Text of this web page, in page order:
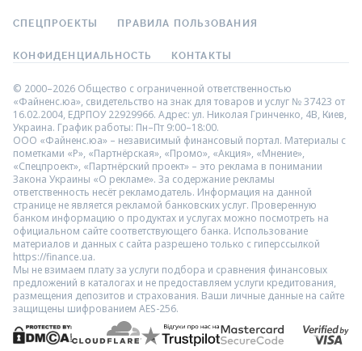
СПЕЦПРОЕКТЫ ПРАВИЛА ПОЛЬЗОВАНИЯ
КОНФИДЕНЦИАЛЬНОСТЬ КОНТАКТЫ
© 2000–2026 Общество с ограниченной ответственностью
«Файненс.юа», свидетельство на знак для товаров и услуг № 37423 от
16.02.2004, ЕДРПОУ 22929966. Адрес: ул. Николая Гринченко, 4В, Киев,
Украина. График работы: Пн–Пт 9:00–18:00.
ООО «Файненс.юа» – независимый финансовый портал. Материалы с
пометками «Р», «Партнёрская», «Промо», «Акция», «Мнение»,
«Спецпроект», «Партнёрский проект» – это реклама в понимании
Закона Украины «О рекламе». За содержание рекламы
ответственность несёт рекламодатель. Информация на данной
странице не является рекламой банковских услуг. Проверенную
банком информацию о продуктах и услугах можно посмотреть на
официальном сайте соответствующего банка. Использование
материалов и данных с сайта разрешено только с гиперссылкой
https://finance.ua.
Мы не взимаем плату за услуги подбора и сравнения финансовых
предложений в каталогах и не предоставляем услуги кредитования,
размещения депозитов и страхования. Ваши личные данные на сайте
защищены шифрованием AES-256.